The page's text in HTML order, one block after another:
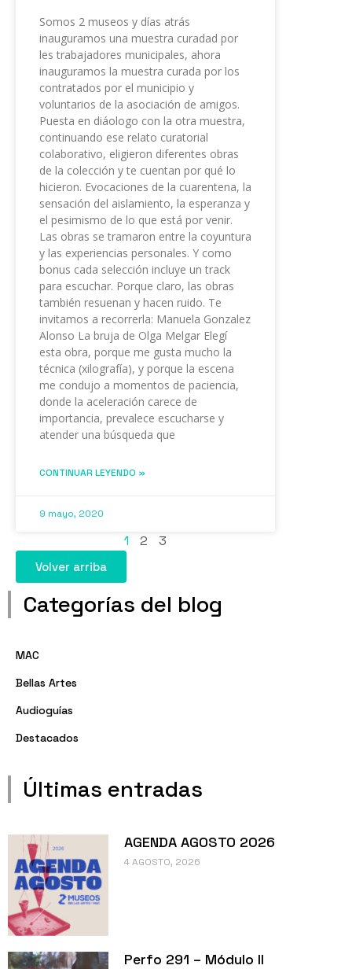
Somos 2 museos y días atrás
inauguramos una muestra curadad por
les trabajadores municipales, ahora
inauguramos la muestra curada por los
contratados por el municipio y
voluntarios de la asociación de amigos.
Puesta en diáologo con la otra muestra,
continuando ese relato curatorial
colaborativo, eligieron diferentes obras
de la colección y te cuentan por qué lo
hicieron. Evocaciones de la cuarentena, la
sensación del aislamiento, la esperanza y
el pesimismo de lo que está por venir.
Las obras se tramaron entre la coyuntura
y las experiencias personales. Y como
bonus cada selección incluye un track
para escuchar. Porque claro, las obras
también resuenan y hacen ruido. Te
invitamos a recorrerla: Manuela Gonzalez
Alonso La bruja de Olga Melgar Elegí
esta obra, porque me gusta mucho la
técnica (xilografía), y porque la escena
me condujo a momentos de paciencia,
donde la aceleración carece de
importancia, prevalece escucharse y
atender una búsqueda que
CONTINUAR LEYENDO »
9 mayo, 2020
1 2 3
Volver arriba
Categorías del blog
MAC
Bellas Artes
Audioguías
Destacados
Últimas entradas
AGENDA AGOSTO 2026
4 AGOSTO, 2026
Perfo 291 – Módulo II